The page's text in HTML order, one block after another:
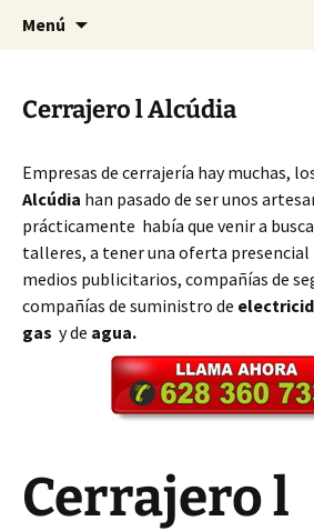
Cerrajeros
733
Menú
Cerrajero l Alcúdia
Empresas de cerrajería hay muchas,
Alcúdia han pasado de ser unos
prácticamente había que venir a
talleres, a tener una oferta
medios publicitarios, compañías de
compañías de suministro de
gas y de agua.
Cerrajero l